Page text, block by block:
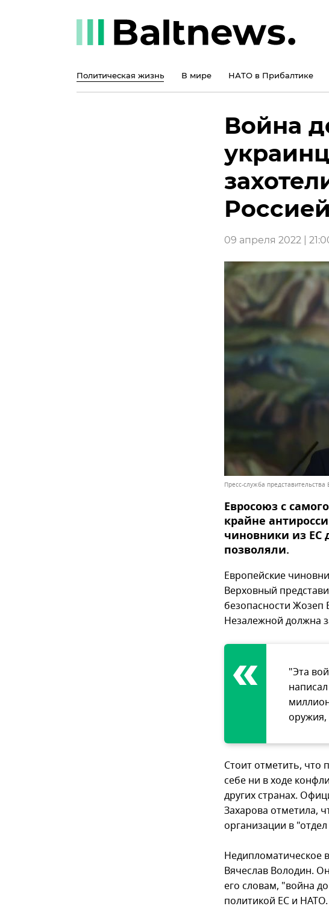
Политическая жизнь В мире НАТО в Прибалтике
Война
09 апреля 2022 |
Пресс-служба представительства
Евросоюз с
крайне
чиновники из ЕС
позволяли.
Европейские
Верховный
безопасности Жозеп
Незалежной должна
"Эта
Стоит отметить, что
себе ни в ходе
других странах.
Захарова отметила,
организации в
Недипломатическое
Вячеслав Володин.
его словам, "война
политикой ЕС и НАТО.